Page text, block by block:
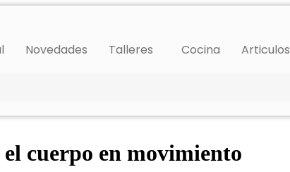
Novedades Talleres Cocina Articulos
cuerpo en movimiento